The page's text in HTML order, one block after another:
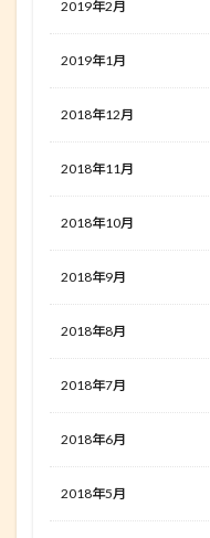
2019年2月
2019年1月
2018年12月
2018年11月
2018年10月
2018年9月
2018年8月
2018年7月
2018年6月
2018年5月